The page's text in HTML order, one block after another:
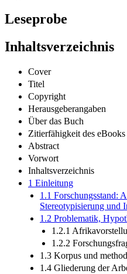
Leseprobe
Inhaltsverzeichnis
Cover
Titel
Copyright
Herausgeberangaben
Über das Buch
Zitierfähigkeit des eBooks
Abstract
Vorwort
Inhaltsverzeichnis
1 Einleitung
1.1 Forschungsstand:
Stereotypisierung und
1.2 Problematik,
1.2.1
1.2.2
1.3 Korpus und
1.4 Gliederung der